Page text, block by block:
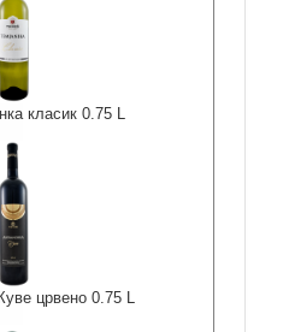
класик 0.75 L
црвено 0.75 L